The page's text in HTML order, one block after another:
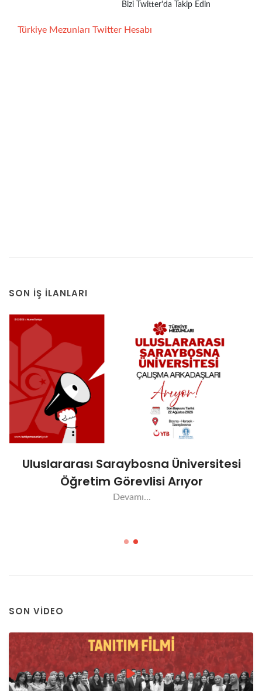
Bizi Twitter'da Takip Edin
Türkiye Mezunları Twitter Hesabı
SON İŞ İLANLARI
Uluslararası Saraybosna Üniversitesi
Öğretim Görevlisi Arıyor
Devamı...
SON VIDEO